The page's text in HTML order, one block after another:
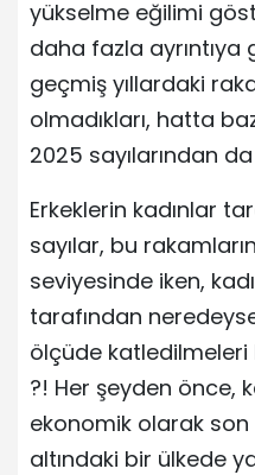
yükselme eğilimi
daha fazla ayrıntıya
geçmiş yıllardaki
olmadıkları, hatta
2025 sayılarından
Erkeklerin kadınlar
sayılar, bu
seviyesinde iken,
tarafından
ölçüde
?! Her şeyden önce,
ekonomik olarak
altındaki bir ülkede